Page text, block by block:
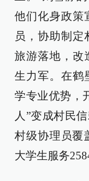
他们化身政策
员，协助制定
旅游落地，改
生力军。在鹤
学专业优势，
人”变成村民
村级协理员覆
大学生服务